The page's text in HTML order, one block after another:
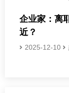
企业家：离
近？
2025-12-10